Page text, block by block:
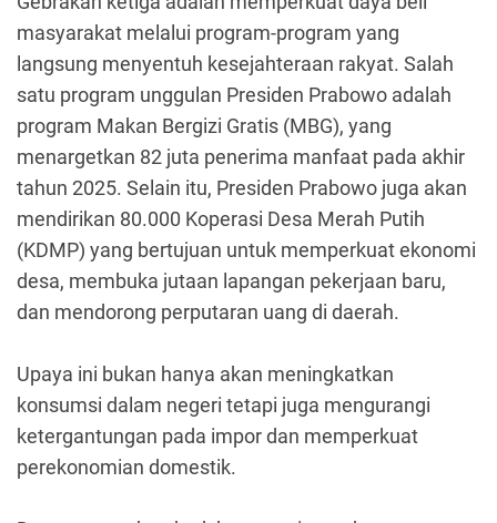
masyarakat melalui program-program yang
langsung menyentuh kesejahteraan rakyat. Salah
satu program unggulan Presiden Prabowo adalah
program Makan Bergizi Gratis (MBG), yang
menargetkan 82 juta penerima manfaat pada akhir
tahun 2025. Selain itu, Presiden Prabowo juga akan
mendirikan 80.000 Koperasi Desa Merah Putih
(KDMP) yang bertujuan untuk memperkuat ekonomi
desa, membuka jutaan lapangan pekerjaan baru,
dan mendorong perputaran uang di daerah.
Upaya ini bukan hanya akan meningkatkan
konsumsi dalam negeri tetapi juga mengurangi
ketergantungan pada impor dan memperkuat
perekonomian domestik.